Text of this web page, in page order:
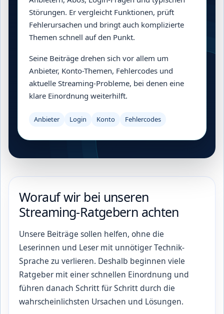
Störungen. Er vergleicht Funktionen, prüft
Fehlerursachen und bringt auch komplizierte
Themen schnell auf den Punkt.
Seine Beiträge drehen sich vor allem um
Anbieter, Konto-Themen, Fehlercodes und
aktuelle Streaming-Probleme, bei denen eine
klare Einordnung weiterhilft.
Anbieter Login Konto Fehlercodes
Worauf wir bei unseren
Streaming-Ratgebern achten
Unsere Beiträge sollen helfen, ohne die
Leserinnen und Leser mit unnötiger Technik-
Sprache zu verlieren. Deshalb beginnen viele
Ratgeber mit einer schnellen Einordnung und
führen danach Schritt für Schritt durch die
wahrscheinlichsten Ursachen und Lösungen.